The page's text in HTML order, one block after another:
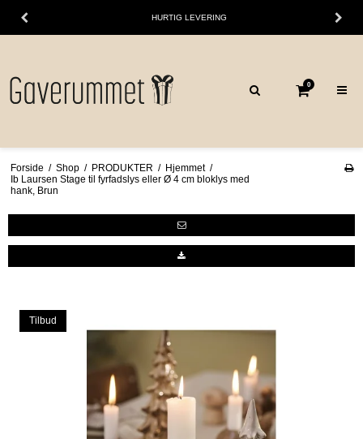
HURTIG LEVERING
0
Forside / Shop / PRODUKTER / Hjemmet /
Ib Laursen Stage til fyrfadslys eller Ø 4 cm bloklys med
hank, Brun
Tilbud